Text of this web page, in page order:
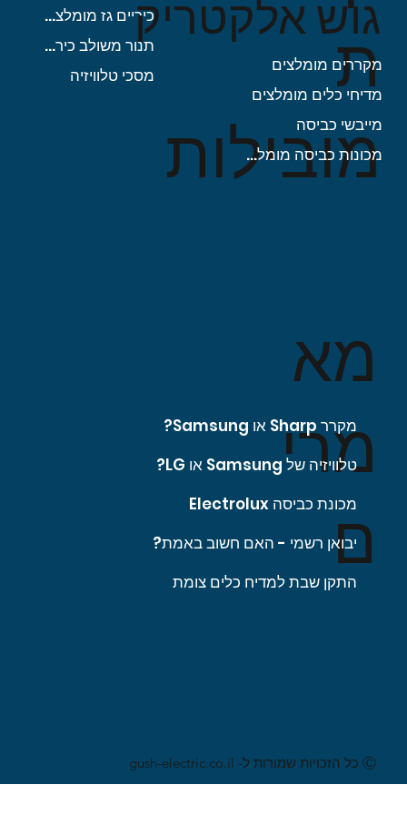
Ⓒ כל הזכויות שמורות ל- gush-electric.co.il
מא
מרי
ם
מקרר Sharp או Samsung?
טלוויזיה של Samsung או LG?
מכונת כביסה Electrolux
יבואן רשמי - האם חשוב באמת?
התקן שבת למדיח כלים צומת
ת
מובילות
כיריים גז מומלצות
תנור משולב כיריים
מסכי טלוויזיה
מקררים מומלצים
מדיחי כלים מומלצים
מייבשי כביסה
מכונות כביסה מומלצות
גוש אלקטריק